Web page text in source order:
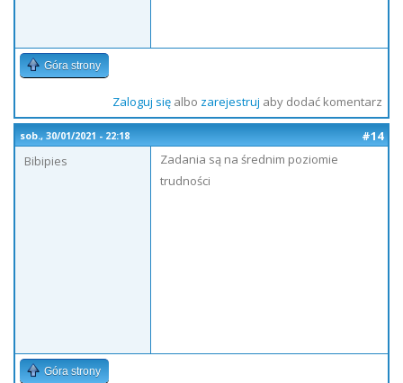
Góra strony
Zaloguj sięalbo zarejestruj aby dodać komentarz
sob., 30/01/2021 - 22:18
#14
Bibipies
Zadania są na średnim poziomie
trudności
Góra strony